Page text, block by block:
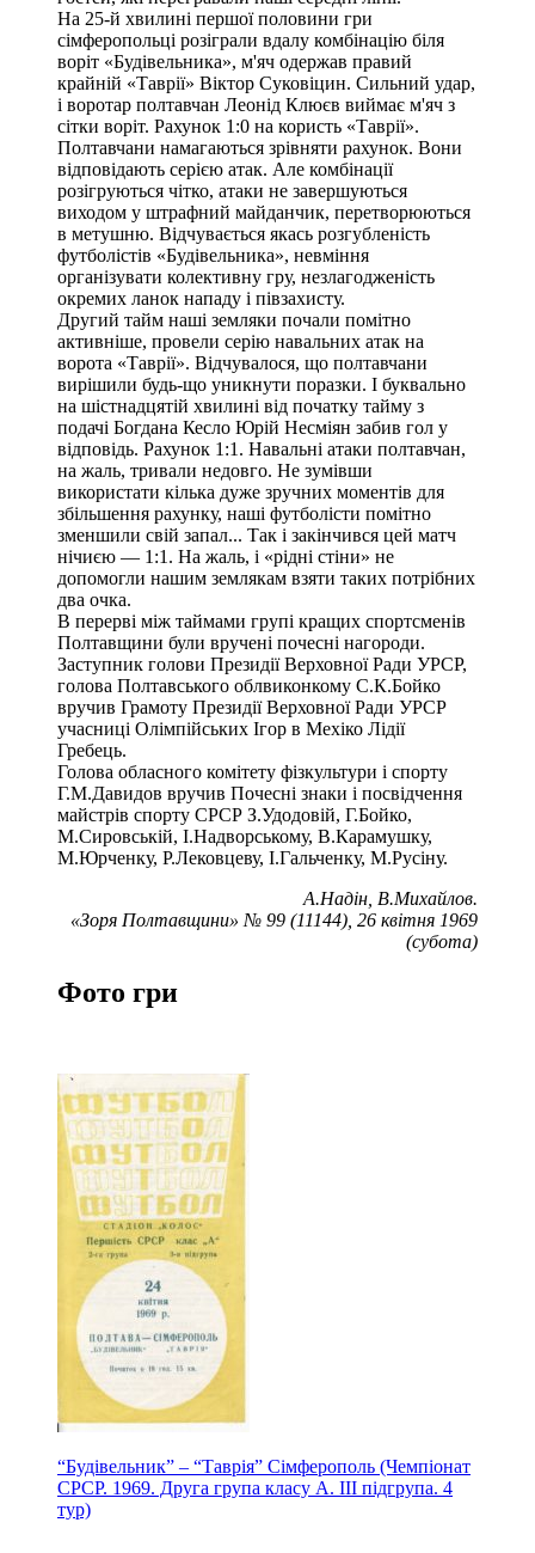
На 25-й хвилині першої половини гри
сімферопольці розіграли вдалу комбінацію біля
воріт «Будівельника», м'яч одержав правий
крайній «Таврії» Віктор Суковіцин. Сильний удар,
і воротар полтавчан Леонід Клюєв виймає м'яч з
сітки воріт. Рахунок 1:0 на користь «Таврії».
Полтавчани намагаються зрівняти рахунок. Вони
відповідають серією атак. Але комбінації
розігруються чітко, атаки не завершуються
виходом у штрафний майданчик, перетворюються
в метушню. Відчувається якась розгубленість
футболістів «Будівельника», невміння
організувати колективну гру, незлагодженість
окремих ланок нападу і півзахисту.
Другий тайм наші земляки почали помітно
активніше, провели серію навальних атак на
ворота «Таврії». Відчувалося, що полтавчани
вирішили будь-що уникнути поразки. І буквально
на шістнадцятій хвилині від початку тайму з
подачі Богдана Кесло Юрій Несміян забив гол у
відповідь. Рахунок 1:1. Навальні атаки полтавчан,
на жаль, тривали недовго. Не зумівши
використати кілька дуже зручних моментів для
збільшення рахунку, наші футболісти помітно
зменшили свій запал... Так і закінчився цей матч
нічиєю — 1:1. На жаль, і «рідні стіни» не
допомогли нашим землякам взяти таких потрібних
два очка.
В перерві між таймами групі кращих спортсменів
Полтавщини були вручені почесні нагороди.
Заступник голови Президії Верховної Ради УРСР,
голова Полтавського облвиконкому С.К.Бойко
вручив Грамоту Президії Верховної Ради УРСР
учасниці Олімпійських Ігор в Мехіко Лідії
Гребець.
Голова обласного комітету фізкультури і спорту
Г.М.Давидов вручив Почесні знаки і посвідчення
майстрів спорту СРСР З.Удодовій, Г.Бойко,
М.Сировській, І.Надворському, В.Карамушку,
М.Юрченку, Р.Лековцеву, І.Гальченку, М.Русіну.
А.Надін, В.Михайлов.
«Зоря Полтавщини» № 99 (11144), 26 квітня 1969
(субота)
Фото гри
“Будівельник” – “Таврія” Сімферополь (Чемпіонат
СРСР. 1969. Друга група класу А. ІІІ підгрупа. 4
тур)